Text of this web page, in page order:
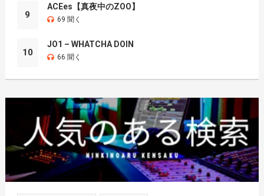
9
ACEes【真夜中のZOO】
69 聞く
10
JO1 – WHATCHA DOIN
66 聞く